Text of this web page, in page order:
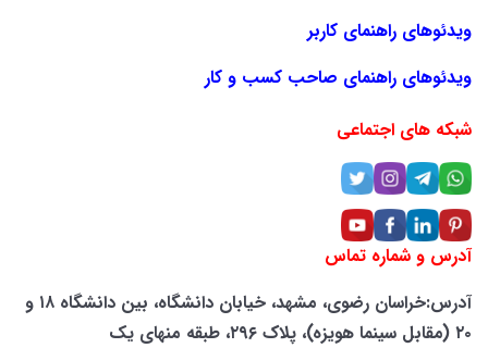
ویدئوهای راهنمای کاربر
ویدئوهای راهنمای صاحب کسب و کار
شبکه های اجتماعی
آدرس و شماره تماس
آدرس:خراسان رضوی، مشهد، خیابان دانشگاه، بین دانشگاه ۱۸ و
۲۰ (مقابل سینما هویزه)، پلاک ۲۹۶، طبقه منهای یک